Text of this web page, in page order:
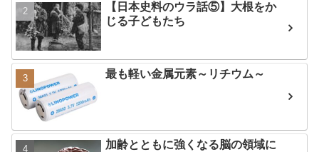
【日本史料のウラ話⑤】大根をか
じる子どもたち
最も軽い金属元素～リチウム～
加齢とともに強くなる脳の領域に